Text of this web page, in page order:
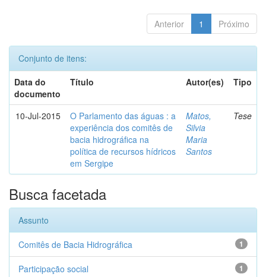
Anterior 1 Próximo
Conjunto de itens:
Data do
documento
Título Autor(es) Tipo
10-Jul-2015
O Parlamento das águas : a
experiência dos comitês de
bacia hidrográfica na
política de recursos hídricos
em Sergipe
Matos,
Silvia
Maria
Santos
Tese
Busca facetada
Assunto
1
Comitês de Bacia Hidrográfica
1
Participação social